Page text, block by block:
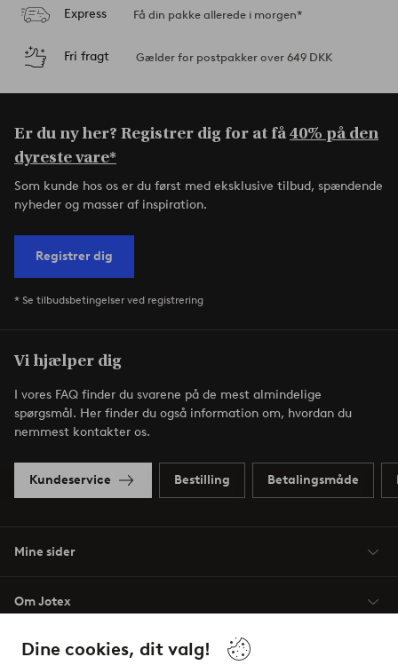
Dine cookies, dit valg!
Express Få din pakke allerede i morgen*
Fri fragt Gælder for postpakker over 649 DKK
Er du ny her? Registrer dig for at få40% på den
dyreste vare*
Som kunde hos os er du først med eksklusive tilbud, spændende
nyheder og masser af inspiration.
Registrer dig
* Se tilbudsbetingelser ved registrering
Vi hjælper dig
I vores FAQ finder du svarene på de mest almindelige
spørgsmål. Her finder du også information om, hvordan du
nemmest kontakter os.
Kundeservice Bestilling Betalingsmåde
Mine sider
Om Jotex
Vilkår